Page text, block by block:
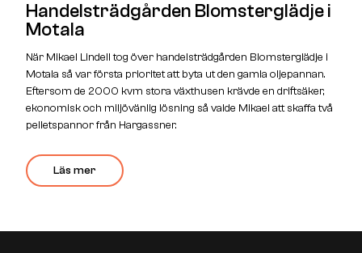
Handelsträdgården Blomsterglädje i
Motala
När Mikael Lindell tog över handelsträdgården Blomsterglädje i
Motala så var första prioritet att byta ut den gamla oljepannan.
Eftersom de 2000 kvm stora växthusen krävde en driftsäker,
ekonomisk och miljövänlig lösning så valde Mikael att skaffa två
pelletspannor från Hargassner.
Läs mer